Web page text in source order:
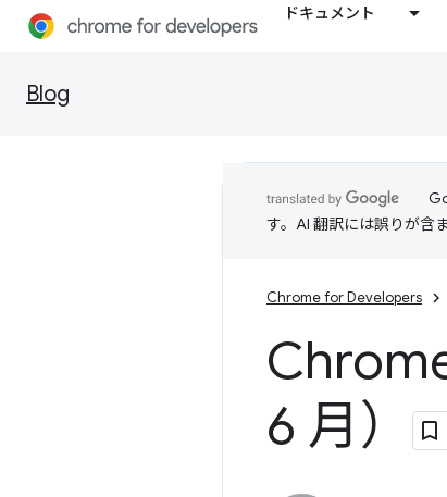
ドキュメント
Blog
す。AI 翻訳には誤りが含
Chrome for Developers
6 月）